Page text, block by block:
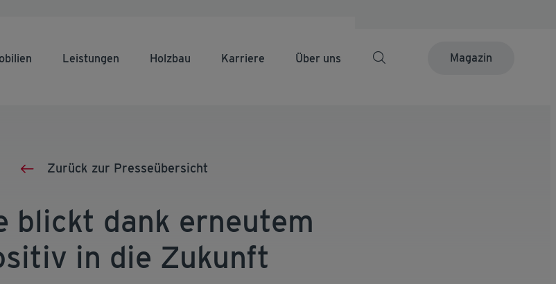
Leistungen Holzbau Karriere Über uns Magazin
Zurück zur Presseübersicht
blickt dank erneutem
in die Zukunft